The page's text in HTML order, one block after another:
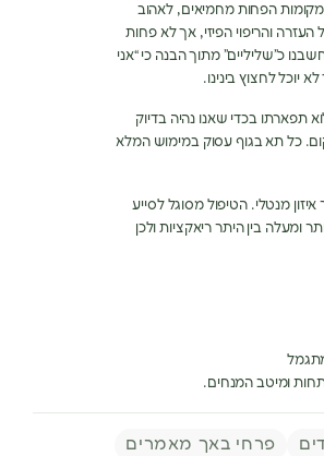
הפחות מחמיאים, לאהוב
והריפוי הפיזי, אך לא פחות
כ”שליליים” מתוך הבנה כי “אני
יוכל לחצוץ בינינו.
בכדי שאנו נהיה בדיוק
כל תא בגוף עסוק במימוש המלא
מנטלי. הטיפול מסוגל לסייע
ומעלה בין היתר ריאקציות ולכן
ומיטב המנחים.
פרחי באך מאמרים